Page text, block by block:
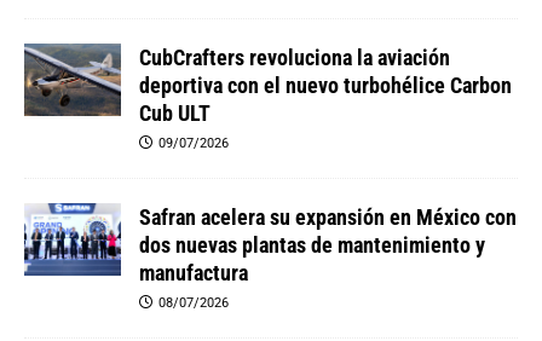
CubCrafters revoluciona la aviación
deportiva con el nuevo turbohélice Carbon
Cub ULT
09/07/2026
Safran acelera su expansión en México con
dos nuevas plantas de mantenimiento y
manufactura
08/07/2026